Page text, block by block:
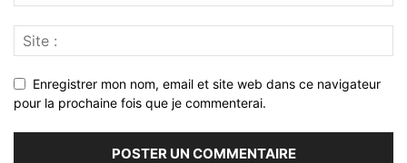
Enregistrer mon nom, email et site web dans ce navigateur
pour la prochaine fois que je commenterai.